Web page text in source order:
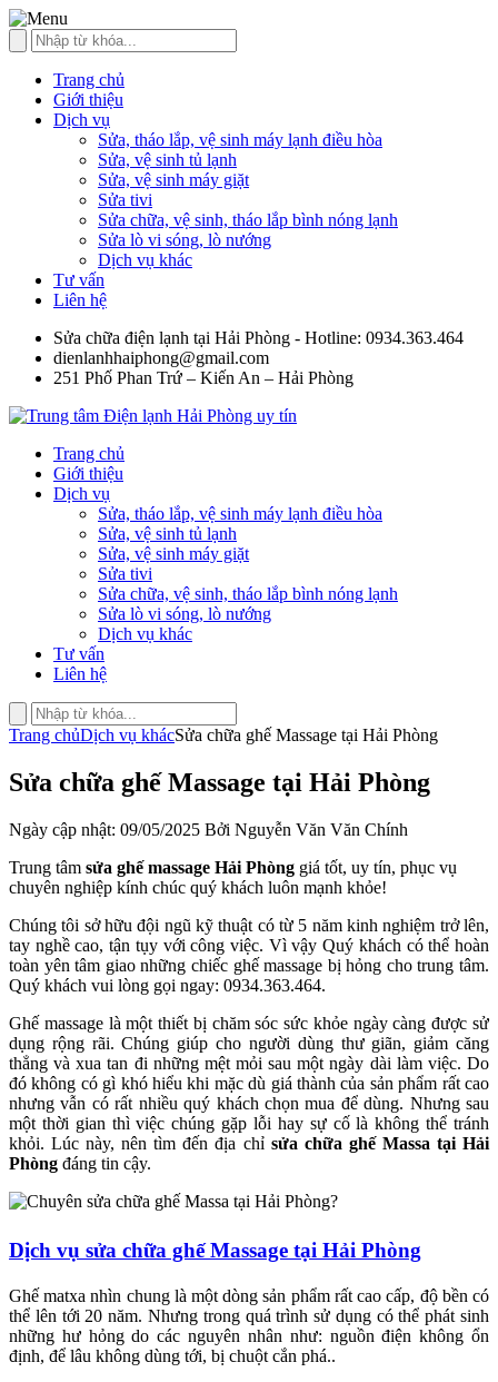
Trang chủ
Giới thiệu
Dịch vụ
Sửa, tháo lắp, vệ sinh máy lạnh điều hòa
Sửa, vệ sinh tủ lạnh
Sửa, vệ sinh máy giặt
Sửa tivi
Sửa chữa, vệ sinh, tháo lắp bình nóng lạnh
Sửa lò vi sóng, lò nướng
Dịch vụ khác
Tư vấn
Liên hệ
Sửa chữa điện lạnh tại Hải Phòng - Hotline: 0934.363.464
dienlanhhaiphong@gmail.com
251 Phố Phan Trứ – Kiến An – Hải Phòng
Trang chủ
Giới thiệu
Dịch vụ
Sửa, tháo lắp, vệ sinh máy lạnh điều hòa
Sửa, vệ sinh tủ lạnh
Sửa, vệ sinh máy giặt
Sửa tivi
Sửa chữa, vệ sinh, tháo lắp bình nóng lạnh
Sửa lò vi sóng, lò nướng
Dịch vụ khác
Tư vấn
Liên hệ
Trang chủDịch vụ khácSửa chữa ghế Massage tại Hải Phòng
Sửa chữa ghế Massage tại Hải Phòng
Ngày cập nhật: 09/05/2025 Bởi Nguyễn Văn Văn Chính
Trung tâm sửa ghế massage Hải Phòng giá tốt, uy tín, phục vụ
chuyên nghiệp kính chúc quý khách luôn mạnh khỏe!
Chúng tôi sở hữu đội ngũ kỹ thuật có từ 5 năm kinh nghiệm trở lên,
tay nghề cao, tận tụy với công việc. Vì vậy Quý khách có thể hoàn
toàn yên tâm giao những chiếc ghế massage bị hỏng cho trung tâm.
Quý khách vui lòng gọi ngay: 0934.363.464.
Ghế massage là một thiết bị chăm sóc sức khỏe ngày càng được sử
dụng rộng rãi. Chúng giúp cho người dùng thư giãn, giảm căng
thẳng và xua tan đi những mệt mỏi sau một ngày dài làm việc. Do
đó không có gì khó hiểu khi mặc dù giá thành của sản phẩm rất cao
nhưng vẫn có rất nhiều quý khách chọn mua để dùng. Nhưng sau
một thời gian thì việc chúng gặp lỗi hay sự cố là không thể tránh
khỏi. Lúc này, nên tìm đến địa chỉ sửa chữa ghế Massa tại Hải
Phòng đáng tin cậy.
Dịch vụ sửa chữa ghế Massage tại Hải Phòng
Ghế matxa nhìn chung là một dòng sản phẩm rất cao cấp, độ bền có
thể lên tới 20 năm. Nhưng trong quá trình sử dụng có thể phát sinh
những hư hỏng do các nguyên nhân như: nguồn điện không ổn
định, để lâu không dùng tới, bị chuột cắn phá..